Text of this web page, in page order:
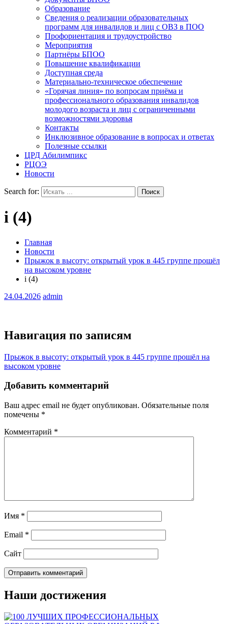
Образование
Сведения о реализации образовательных
программ для инвалидов и лиц с ОВЗ в ПОО
Профориентация и трудоустройство
Мероприятия
Партнёры БПОО
Повышение квалификации
Доступная среда
Материально-техническое обеспечение
«Горячая линия» по вопросам приёма и
профессионального образования инвалидов
молодого возраста и лиц с ограниченными
возможностями здоровья
Контакты
Инклюзивное образование в вопросах и ответах
Полезные ссылки
ЦРД Абилимпикс
РЦОЭ
Новости
Search for:
i (4)
Главная
Новости
Прыжок в высоту: открытый урок в 445 группе прошёл
на высоком уровне
i (4)
24.04.2026 admin
Навигация по записям
Прыжок в высоту: открытый урок в 445 группе прошёл на
высоком уровне
Добавить комментарий
Ваш адрес email не будет опубликован. Обязательные поля
помечены *
Комментарий *
Имя *
Email *
Сайт
Наши достижения